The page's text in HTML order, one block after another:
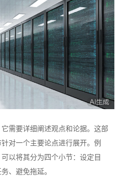
需要详细阐述观点和论据。这部
对一个主要论点进行展开。例
以将其分为四个小节：设定目
、避免拖延。